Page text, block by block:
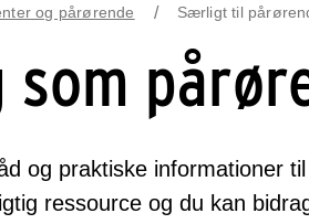
og pårørende Særligt til
og praktiske informationer
ressource og du kan